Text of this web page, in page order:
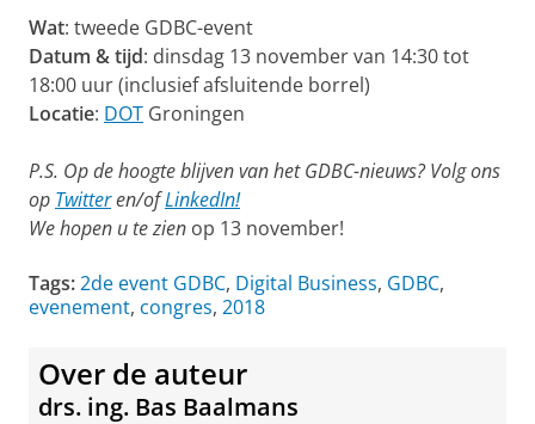
Wat: tweede GDBC-event
Datum & tijd: dinsdag 13 november van 14:30 tot
18:00 uur (inclusief afsluitende borrel)
Locatie: DOT Groningen
P.S. Op de hoogte blijven van het GDBC-nieuws? Volg ons
op Twitteren/ofLinkedIn!
We hopen u te zien op 13 november!
Tags:2de event GDBC, Digital Business, GDBC,
evenement, congres, 2018
Over de auteur
drs. ing. Bas Baalmans